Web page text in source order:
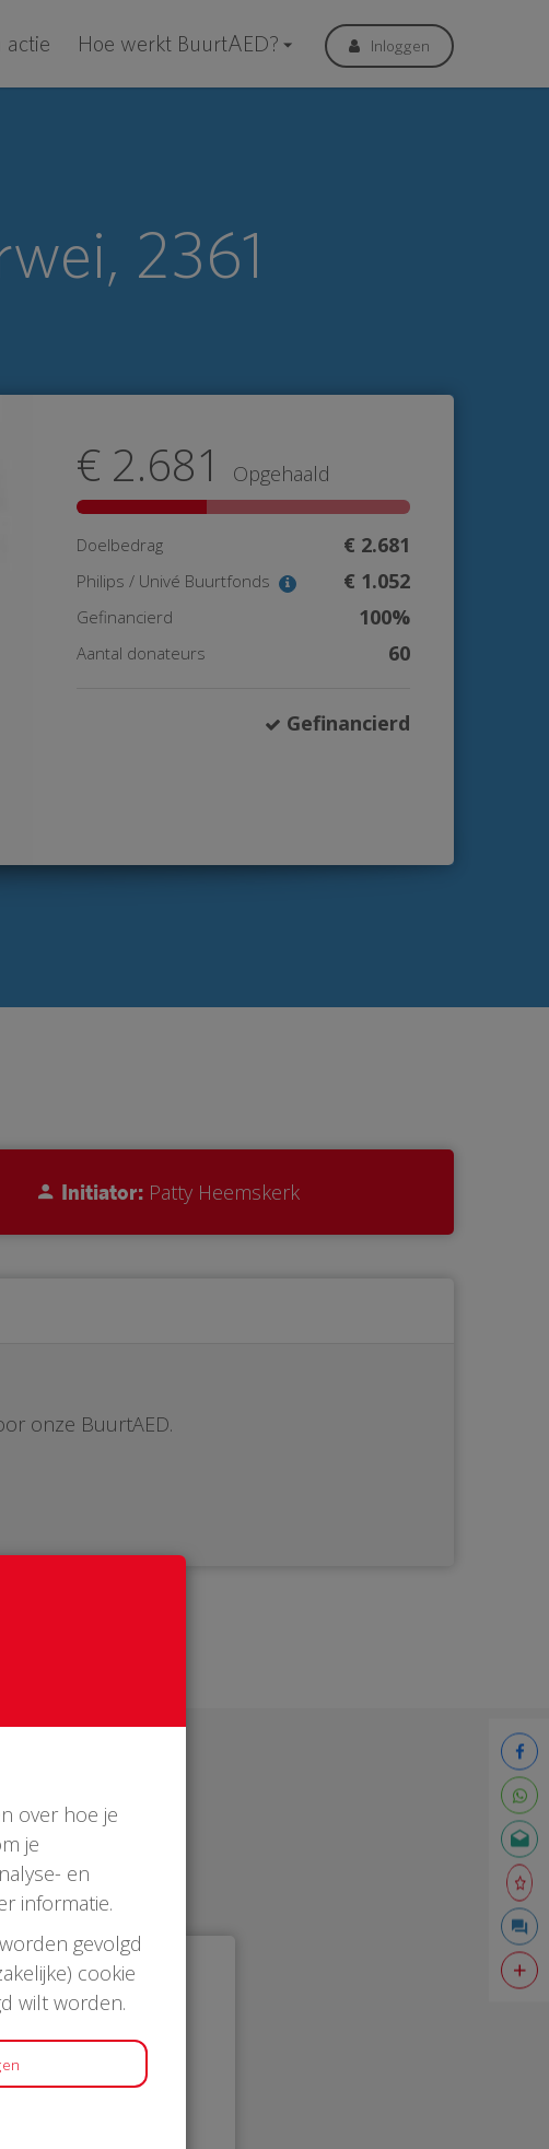
actie Hoe werkt BuurtAED? Inloggen
2361
€ 2.681 Opgehaald
Doelbedrag € 2.681
Philips / Univé Buurtfonds € 1.052
Gefinancierd 100%
Aantal donateurs 60
Gefinancierd
Initiator: Patty Heemskerk
onze BuurtAED.
over hoe je
je
en
informatie.
gevolgd
cookie
wilt worden.